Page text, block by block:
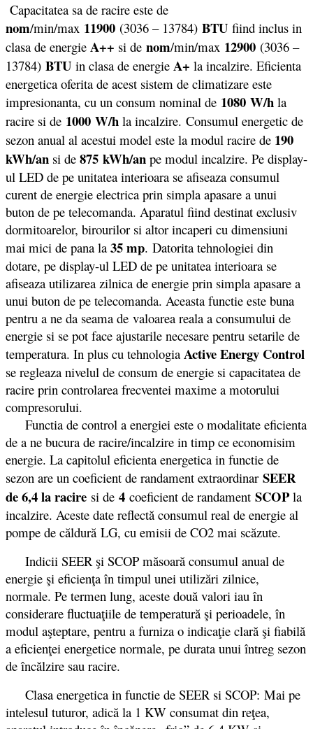
Capacitatea sa de racire este de
nom/min/max 11900 (3036 – 13784) BTU fiind inclus in
clasa de energie A++ si de nom/min/max 12900 (3036 –
13784) BTU in clasa de energie A+ la incalzire. Eficienta
energetica oferita de acest sistem de climatizare este
impresionanta, cu un consum nominal de 1080 W/h la
racire si de 1000 W/h la incalzire. Consumul energetic de
sezon anual al acestui model este la modul racire de 190
kWh/an si de 875 kWh/an pe modul incalzire. Pe display-
ul LED de pe unitatea interioara se afiseaza consumul
curent de energie electrica prin simpla apasare a unui
buton de pe telecomanda. Aparatul fiind destinat exclusiv
dormitoarelor, birourilor si altor incaperi cu dimensiuni
mai mici de pana la 35 mp. Datorita tehnologiei din
dotare, pe display-ul LED de pe unitatea interioara se
afiseaza utilizarea zilnica de energie prin simpla apasare a
unui buton de pe telecomanda. Aceasta functie este buna
pentru a ne da seama de valoarea reala a consumului de
energie si se pot face ajustarile necesare pentru setarile de
temperatura. In plus cu tehnologia Active Energy Control
se regleaza nivelul de consum de energie si capacitatea de
racire prin controlarea frecventei maxime a motorului
compresorului.
Functia de control a energiei este o modalitate eficienta
de a ne bucura de racire/incalzire in timp ce economisim
energie. La capitolul eficienta energetica in functie de
sezon are un coeficient de randament extraordinar SEER
de 6,4 la racire si de 4 coeficient de randament SCOPla
incalzire. Aceste date reflectă consumul real de energie al
pompe de căldură LG, cu emisii de CO2 mai scăzute.
Indicii SEER şi SCOP măsoară consumul anual de
energie şi eficienţa în timpul unei utilizări zilnice,
normale. Pe termen lung, aceste două valori iau în
considerare fluctuaţiile de temperatură şi perioadele, în
modul aşteptare, pentru a furniza o indicaţie clară şi fiabilă
a eficienţei energetice normale, pe durata unui întreg sezon
de încălzire sau racire.
Clasa energetica in functie de SEER si SCOP: Mai pe
intelesul tuturor, adică la 1 KW consumat din reţea,